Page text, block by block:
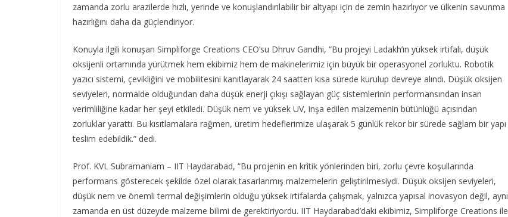
zamanda zorlu arazilerde hızlı, yerinde ve konuşlandırılabilir bir altyapı için de zemin hazırlıyor ve ülkenin savunma
hazırlığını daha da güçlendiriyor.
Konuyla ilgili konuşan Simpliforge Creations CEO’su Dhruv Gandhi, “Bu projeyi Ladakh’ın yüksek irtifalı, düşük
oksijenli ortamında yürütmek hem ekibimiz hem de makinelerimiz için büyük bir operasyonel zorluktu. Robotik
yazıcı sistemi, çevikliğini ve mobilitesini kanıtlayarak 24 saatten kısa sürede kurulup devreye alındı. Düşük oksijen
seviyeleri, normalde olduğundan daha düşük enerji çıkışı sağlayan güç sistemlerinin performansından insan
verimliliğine kadar her şeyi etkiledi. Düşük nem ve yüksek UV, inşa edilen malzemenin bütünlüğü açısından
zorluklar yarattı. Bu kısıtlamalara rağmen, üretim hedeflerimize ulaşarak 5 günlük rekor bir sürede sağlam bir yapı
teslim edebildik.” dedi.
Prof. KVL Subramaniam – IIT Haydarabad, “Bu projenin en kritik yönlerinden biri, zorlu çevre koşullarında
performans gösterecek şekilde özel olarak tasarlanmış malzemelerin geliştirilmesiydi. Düşük oksijen seviyeleri,
düşük nem ve önemli termal değişimlerin olduğu yüksek irtifalarda çalışmak, yalnızca yapısal inovasyon değil, aynı
zamanda en üst düzeyde malzeme bilimi de gerektiriyordu. IIT Haydarabad’daki ekibimiz, Simpliforge Creations ile